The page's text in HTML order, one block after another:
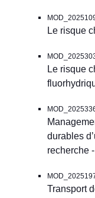
Le risque
Le risque
durables
recherche
Transport